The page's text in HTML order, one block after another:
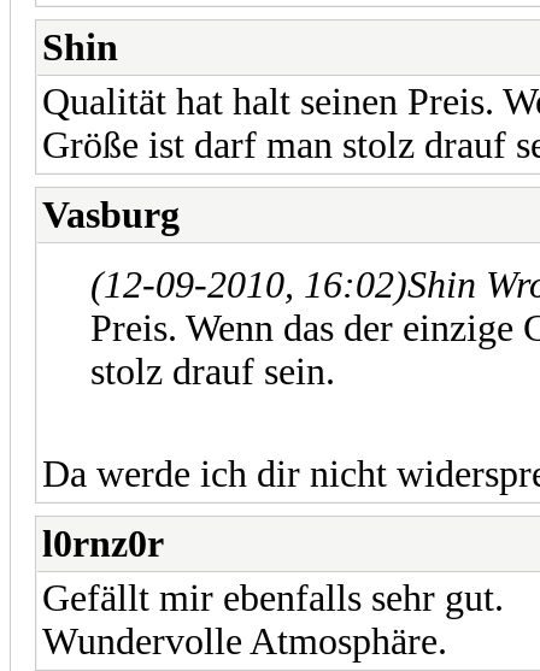
Shin
Qualität hat halt seinen Preis.
Größe ist darf man stolz drauf
Vasburg
(12-09-2010, 16:02)Shin
Preis. Wenn das der
stolz drauf sein.
Da werde ich dir nicht
l0rnz0r
Gefällt mir ebenfalls sehr gut.
Wundervolle Atmosphäre.